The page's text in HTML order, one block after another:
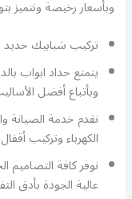
وبأسعار رخيصة ونتميز
تركيب شبابيك
يتمتع حداد ابواب
وبأتباع أفضل
نقدم خدمة الصيانة
الكهرباء وتركيب
نوفر كافة
عالية الجودة بأدق